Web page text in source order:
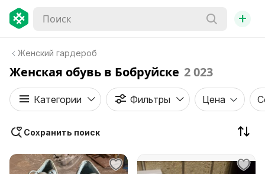
+
Женский гардероб
Женская обувь в Бобруйске 2 023
Категории Фильтры Цена
Сохранить поиск